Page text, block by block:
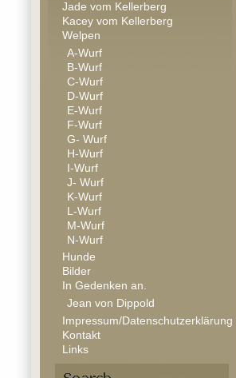
Jade vom Kellerberg
Kacey vom Kellerberg
Welpen
A-Wurf
B-Wurf
C-Wurf
D-Wurf
E-Wurf
F-Wurf
G- Wurf
H-Wurf
I-Wurf
J- Wurf
K-Wurf
L-Wurf
M-Wurf
N-Wurf
Hunde
Bilder
In Gedenken an.
Jean von Dippold
Impressum/Datenschutzerklärung
Kontakt
Links